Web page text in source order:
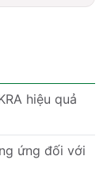
hiệu quả
ứng đối với